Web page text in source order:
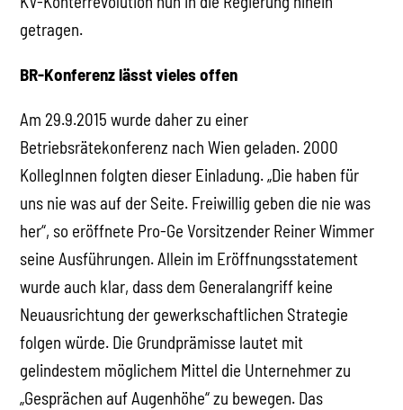
getragen.
BR-Konferenz lässt vieles offen
Am 29.9.2015 wurde daher zu einer
Betriebsrätekonferenz nach Wien geladen. 2000
KollegInnen folgten dieser Einladung. „Die haben für
uns nie was auf der Seite. Freiwillig geben die nie was
her“, so eröffnete Pro-Ge Vorsitzender Reiner Wimmer
seine Ausführungen. Allein im Eröffnungsstatement
wurde auch klar, dass dem Generalangriff keine
Neuausrichtung der gewerkschaftlichen Strategie
folgen würde. Die Grundprämisse lautet mit
gelindestem möglichem Mittel die Unternehmer zu
„Gesprächen auf Augenhöhe“ zu bewegen. Das